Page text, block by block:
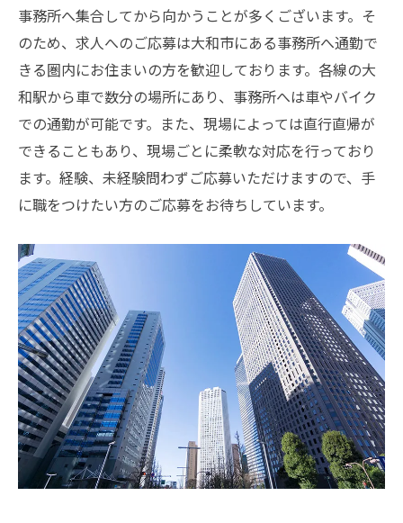
事務所へ集合してから向かうことが多くございます。そ
のため、求人へのご応募は大和市にある事務所へ通勤で
きる圏内にお住まいの方を歓迎しております。各線の大
和駅から車で数分の場所にあり、事務所へは車やバイク
での通勤が可能です。また、現場によっては直行直帰が
できることもあり、現場ごとに柔軟な対応を行っており
ます。経験、未経験問わずご応募いただけますので、手
に職をつけたい方のご応募をお待ちしています。